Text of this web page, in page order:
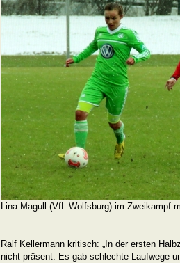
Lina Magull (VfL Wolfsburg) im Zweikampf
Ralf Kellermann kritisch: „In der ersten
nicht präsent. Es gab schlechte Laufwege